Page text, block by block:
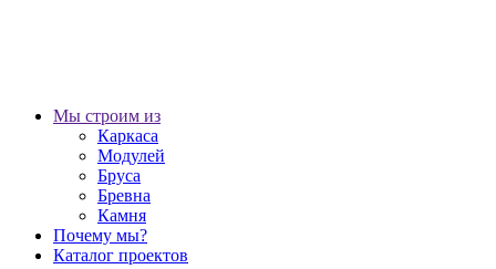
Мы строим из
Каркаса
Модулей
Бруса
Бревна
Камня
Почему мы?
Каталог проектов